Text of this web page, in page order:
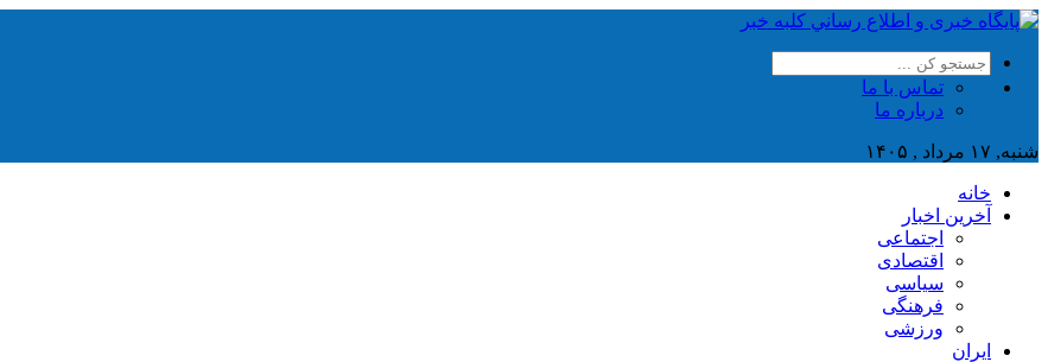
تماس با ما
درباره ما
شنبه, ۱۷ مرداد , ۱۴۰۵
خانه
آخرین اخبار
اجتماعی
اقتصادی
سیاسی
فرهنگی
ورزشی
ایران